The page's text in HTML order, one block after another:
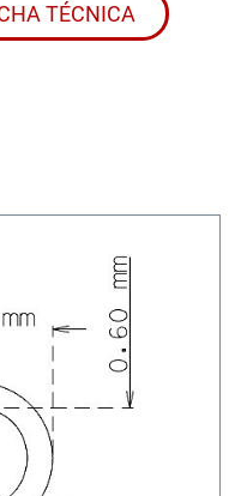
TÉCNICA